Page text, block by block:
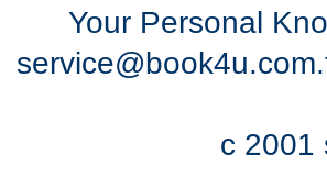
Your Personal
c 2001